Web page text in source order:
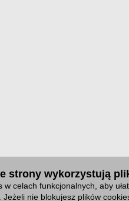
strony wykorzystują
w celach funkcjonalnych, aby
Jeżeli nie blokujesz plików